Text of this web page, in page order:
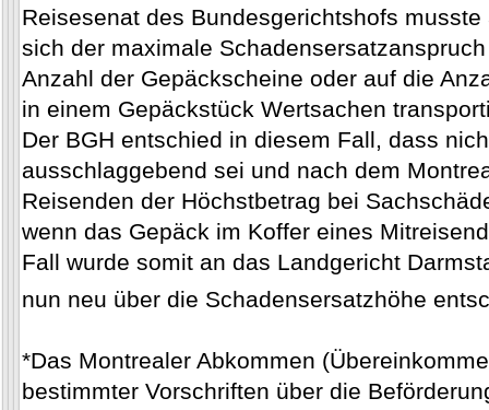
Reisesenat des Bundesgerichtshofs
sich der maximale
Anzahl der Gepäckscheine oder auf die
in einem Gepäckstück Wertsachen
Der BGH entschied in diesem Fall, dass
ausschlaggebend sei und nach dem
Reisenden der Höchstbetrag bei
wenn das Gepäck im Koffer eines
Fall wurde somit an das Landgericht
nun neu über die Schadensersatzhöhe
*Das Montrealer Abkommen
bestimmter Vorschriften über die